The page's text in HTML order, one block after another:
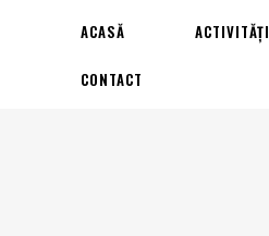
ACASĂ ACTIVITĂȚI
CONTACT